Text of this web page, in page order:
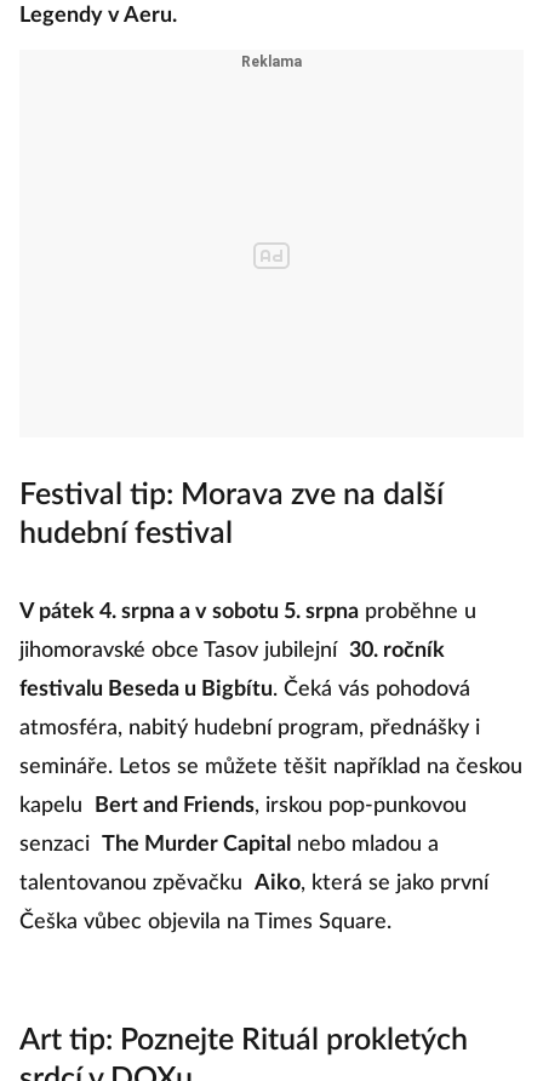
Legendy v Aeru.
Festival tip: Morava zve na další
hudební festival
V pátek 4. srpna a v sobotu 5. srpna proběhne u
jihomoravské obce Tasov jubilejní 30. ročník
festivalu Beseda u Bigbítu. Čeká vás pohodová
atmosféra, nabitý hudební program, přednášky i
semináře. Letos se můžete těšit například na českou
kapelu
Bert and Friends, irskou pop-punkovou
senzaci The Murder Capital nebo mladou a
talentovanou zpěvačku
Aiko, která se jako první
Češka vůbec objevila na Times Square.
Art tip: Poznejte Rituál prokletých